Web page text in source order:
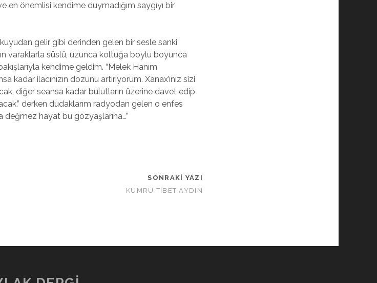
önemlisi kendime duymadığım saygıyı bir
gelir gibi derinden gelen bir sesle sanki
varaklarla süslü, uzunca koltuğa boylu boyunca
kendime geldim. “Melek Hanım
kadar ilacınızın dozunu artırıyorum. Xanax’ınız sizi
diğer seansa kadar bulutların üzerine davet edip
derken dudaklarım radyodan gelen o enfes
değmez hayat bu gözyaşlarına…”
SONRAKI YAZI
KUMRU TİBET AYDIN